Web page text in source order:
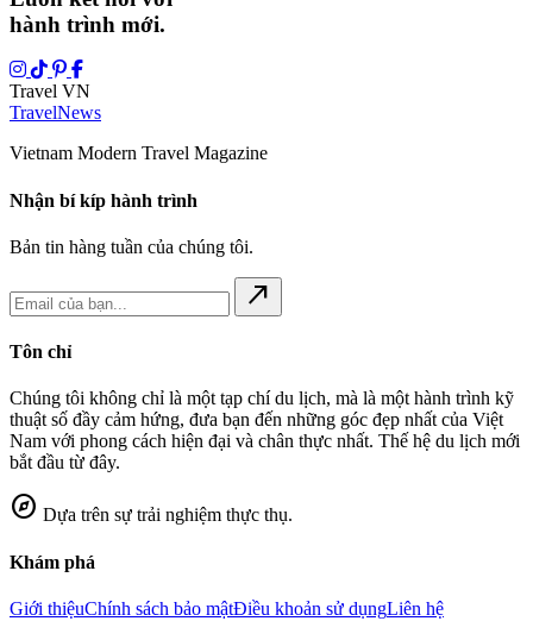
hành trình mới.
Travel VN
TravelNews
Vietnam Modern Travel Magazine
Nhận bí kíp hành trình
Bản tin hàng tuần của chúng tôi.
north_east
Tôn chỉ
Chúng tôi không chỉ là một tạp chí du lịch, mà là một hành trình kỹ
thuật số đầy cảm hứng, đưa bạn đến những góc đẹp nhất của Việt
Nam với phong cách hiện đại và chân thực nhất. Thế hệ du lịch mới
bắt đầu từ đây.
explore Dựa trên sự trải nghiệm thực thụ.
Khám phá
Giới thiệuChính sách bảo mậtĐiều khoản sử dụngLiên hệ